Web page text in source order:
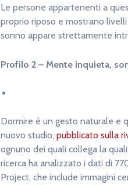
Le persone appartenenti a
proprio riposo e mostrano
sonno appare strettamente
Profilo 2 – Mente inquieta,
Dormire è un gesto naturale e
nuovo studio, pubblicato sulla
ognuno dei quali collega la
ricerca ha analizzato i dati di
Project, che include immagini